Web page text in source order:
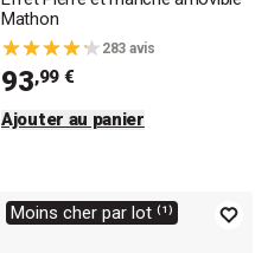
Mathon
283 avis
93,99 €
Ajouter au panier
Moins cher par lot ⁽¹⁾